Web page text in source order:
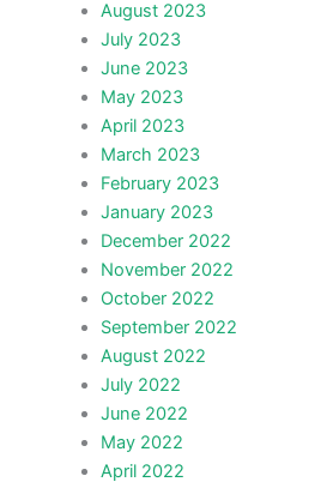
August 2023
July 2023
June 2023
May 2023
April 2023
March 2023
February 2023
January 2023
December 2022
November 2022
October 2022
September 2022
August 2022
July 2022
June 2022
May 2022
April 2022